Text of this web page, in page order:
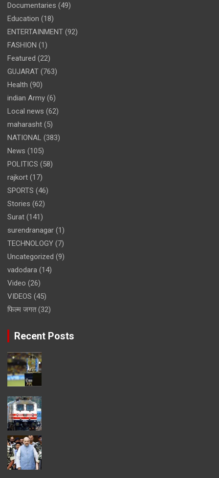
Documentaries (49)
Education (18)
ENTERTAINMENT (92)
FASHION (1)
Featured (22)
GUJARAT (763)
Health (90)
indian Army (6)
Local news (62)
maharasht (5)
NATIONAL (383)
News (105)
POLITICS (58)
rajkort (17)
SPORTS (46)
Stories (62)
Surat (141)
surendranagar (1)
TECHNOLOGY (7)
Uncategorized (9)
vadodara (14)
Video (26)
VIDEOS (45)
फिल्म जगत(32)
Recent Posts